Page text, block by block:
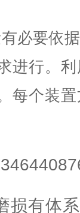
要依据
进行。
每个装
损有体